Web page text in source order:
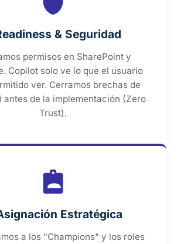
& Seguridad
permisos en SharePoint y
Copilot solo ve lo que el usuario
ver. Cerramos brechas de
antes de la implementación (Zero
Trust).
Estratégica
a los "Champions" y los roles